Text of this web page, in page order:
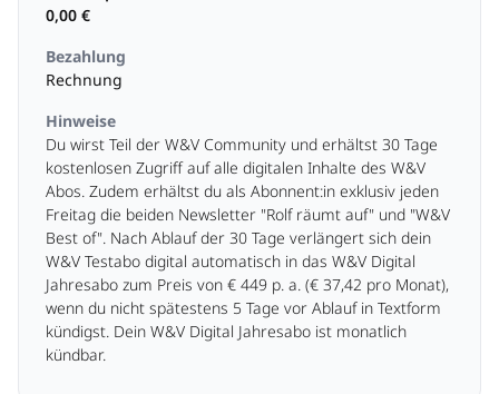
0,00 €
Bezahlung
Rechnung
Hinweise
Du wirst Teil der W&V Community und erhältst 30 Tage
kostenlosen Zugriff auf alle digitalen Inhalte des W&V
Abos. Zudem erhältst du als Abonnent:in exklusiv jeden
Freitag die beiden Newsletter "Rolf räumt auf" und "W&V
Best of". Nach Ablauf der 30 Tage verlängert sich dein
W&V Testabo digital automatisch in das W&V Digital
Jahresabo zum Preis von € 449 p. a. (€ 37,42 pro Monat),
wenn du nicht spätestens 5 Tage vor Ablauf in Textform
kündigst. Dein W&V Digital Jahresabo ist monatlich
kündbar.